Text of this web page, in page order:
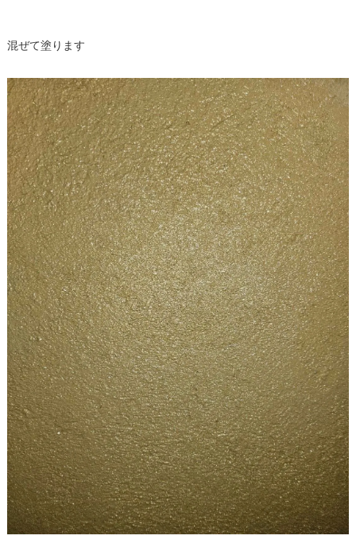
混ぜて塗ります